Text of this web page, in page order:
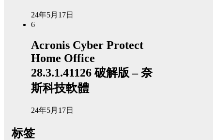
24年5月17日
6
Acronis Cyber Protect
Home Office
28.3.1.41126 破解版 – 奈
斯科技軟體
24年5月17日
标签